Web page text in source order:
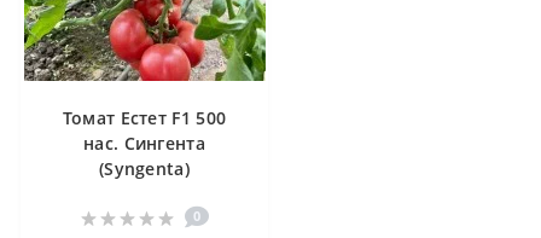
Томат Естет F1 500
нас. Сингента
(Syngenta)
0